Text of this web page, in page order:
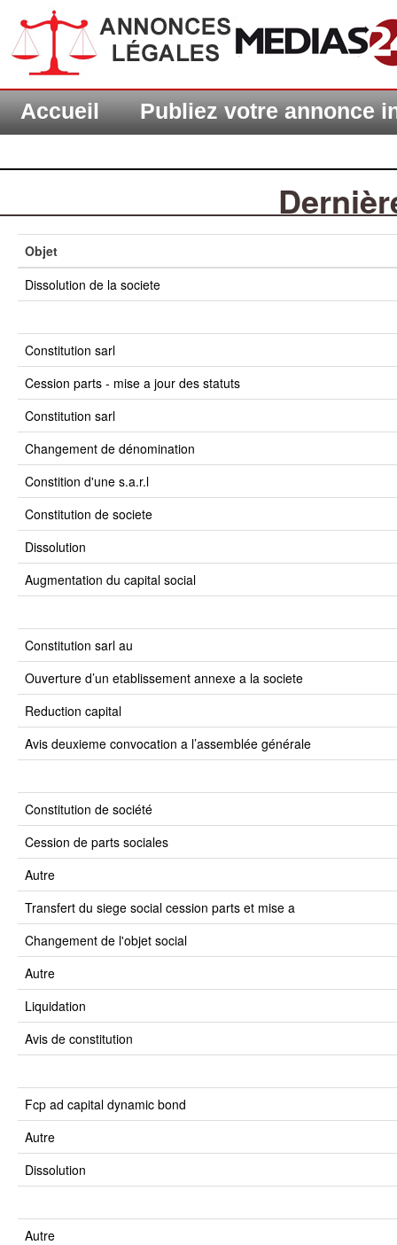
Accueil Publiez votre annonce
Objet
dissolution de la societe
constitution sarl
cession parts - mise a jour des statuts
constitution sarl
changement de dénomination
constition d'une s.a.r.l
constitution de societe
dissolution
augmentation du capital social
constitution sarl au
ouverture d’un etablissement annexe a la societe
reduction capital
avis deuxieme convocation a l’assemblée générale
constitution de société
cession de parts sociales
autre
transfert du siege social cession parts et mise a
changement de l'objet social
autre
liquidation
avis de constitution
fcp ad capital dynamic bond
autre
dissolution
autre